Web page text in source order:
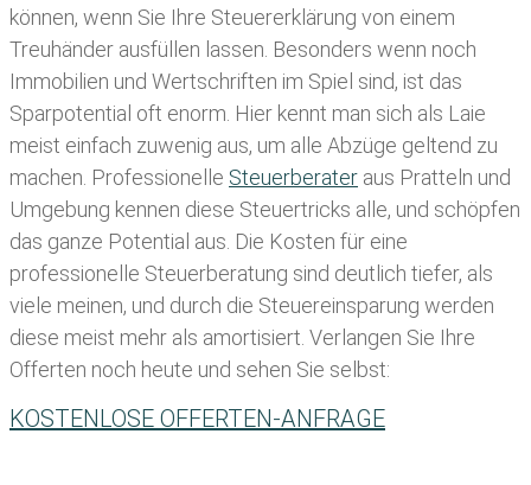
können, wenn Sie Ihre Steuererklärung von einem
Treuhänder ausfüllen lassen . Besonders wenn noch
Immobilien und Wertschriften im Spiel sind, ist das
Sparpotential oft enorm. Hier kennt man sich als Laie
meist einfach zuwenig aus, um alle Abzüge geltend zu
machen. Professionelle Steuerberater aus Pratteln und
Umgebung kennen diese Steuertricks alle, und schöpfen
das ganze Potential aus. Die Kosten für eine
professionelle Steuerberatung sind deutlich tiefer, als
viele meinen, und durch die Steuereinsparung werden
diese meist mehr als amortisiert. Verlangen Sie Ihre
Offerten noch heute und sehen Sie selbst:
KOSTENLOSE OFFERTEN-ANFRAGE